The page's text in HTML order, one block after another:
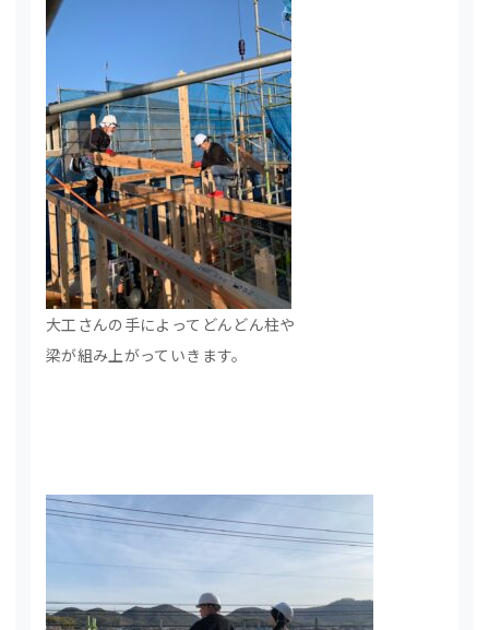
大工さんの手によってどんどん柱や
梁が組み上がっていきます。